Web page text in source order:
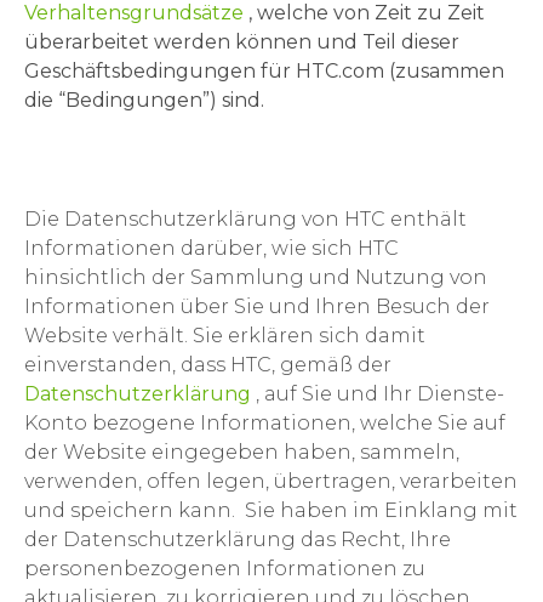
Verhaltensgrundsätze , welche von Zeit zu Zeit
überarbeitet werden können und Teil dieser
Geschäftsbedingungen für HTC.com (zusammen
die “Bedingungen”) sind.
Die Datenschutzerklärung von HTC enthält
Informationen darüber, wie sich HTC
hinsichtlich der Sammlung und Nutzung von
Informationen über Sie und Ihren Besuch der
Website verhält. Sie erklären sich damit
einverstanden, dass HTC, gemäß der
Datenschutzerklärung , auf Sie und Ihr Dienste-
Konto bezogene Informationen, welche Sie auf
der Website eingegeben haben, sammeln,
verwenden, offen legen, übertragen, verarbeiten
und speichern kann. Sie haben im Einklang mit
der Datenschutzerklärung das Recht, Ihre
personenbezogenen Informationen zu